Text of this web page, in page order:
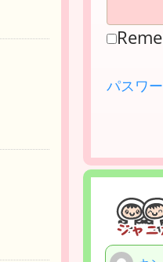
パスワ